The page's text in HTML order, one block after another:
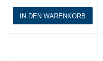
IN DEN WARENKORB